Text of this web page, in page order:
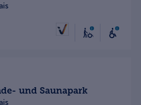
und Saunapark